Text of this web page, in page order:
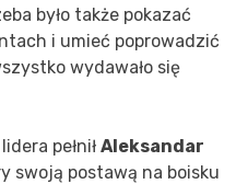
było także pokazać
i umieć poprowadzić
wydawało się
pełnił Aleksandar
swoją postawą na boisku